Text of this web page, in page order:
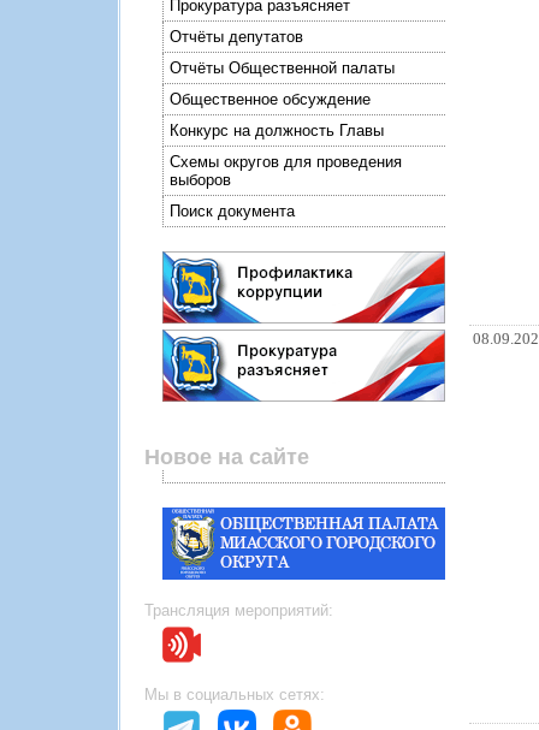
Прокуратура разъясняет
Отчёты депутатов
Отчёты Общественной палаты
Общественное обсуждение
Конкурс на должность Главы
Схемы округов для проведения
выборов
Поиск документа
Новое на сайте
Трансляция мероприятий:
Мы в социальных сетях: